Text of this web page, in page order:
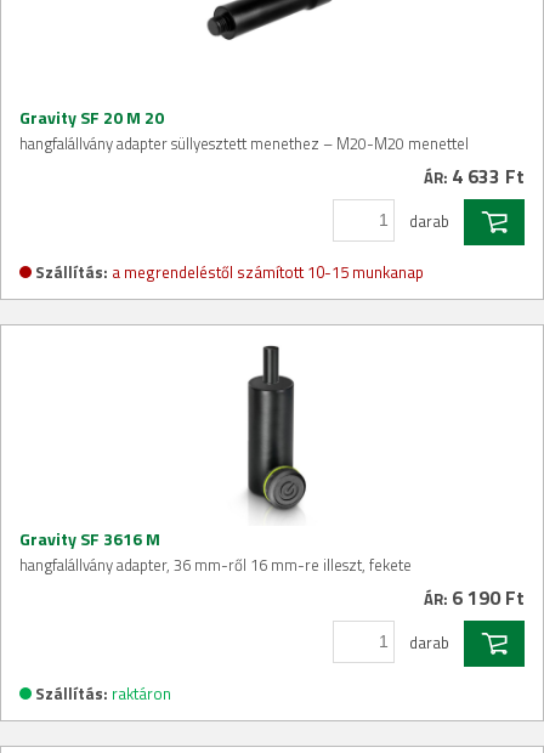
Gravity SF 20 M 20
hangfalállvány adapter süllyesztett menethez – M20-M20 menettel
ÁR: 4 633 Ft
darab
Szállítás: a megrendeléstől számított 10-15 munkanap
Gravity SF 3616 M
hangfalállvány adapter, 36 mm-ről 16 mm-re illeszt, fekete
ÁR: 6 190 Ft
darab
Szállítás: raktáron